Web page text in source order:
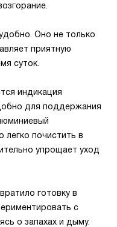
Оно не только
приятную
суток.
индикация
для поддержания
почистить в
упрощает уход
готовку в
с
о запахах и дыму.